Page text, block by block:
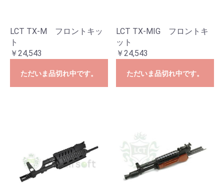
LCT TX-M フロントキッ
ト
￥24,543
ただいま品切れ中です。
LCT TX-MIG フロントキ
ット
￥24,543
ただいま品切れ中です。